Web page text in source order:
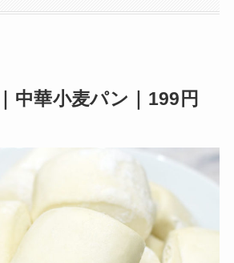
中華小麦パン｜199円